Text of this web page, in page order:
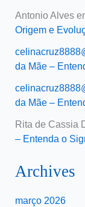
Antonio Alves
Origem e
da Mãe –
da Mãe –
Rita de Cassia
– Entenda o
Archives
março 2026